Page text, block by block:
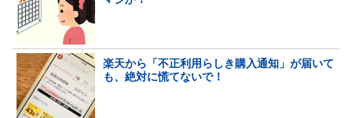
楽天から「不正利用らしき購入通知」が届いて
も、絶対に慌てないで！